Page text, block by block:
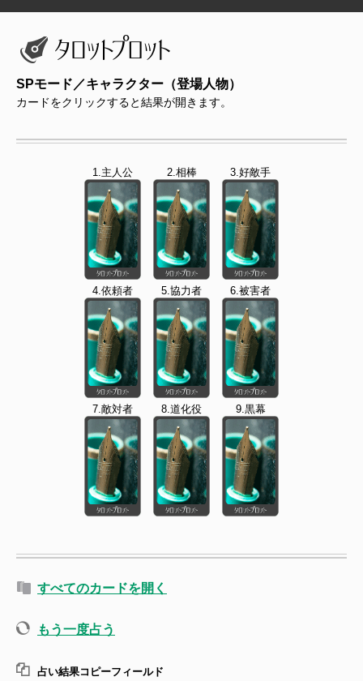
SPモード／キャラクター（登場人物）
カードをクリックすると結果が開きます。
1.主人公 2.相棒 3.好敵手
4.依頼者 5.協力者 6.被害者
7.敵対者 8.道化役 9.黒幕
すべてのカードを開く
もう一度占う
占い結果コピーフィールド